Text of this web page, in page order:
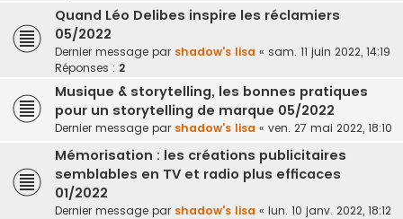
Quand Léo Delibes inspire les réclamiers
05/2022
Dernier message par shadow's lisa « sam. 11 juin 2022, 14:19
Réponses : 2
Musique & storytelling, les bonnes pratiques
pour un storytelling de marque 05/2022
Dernier message par shadow's lisa « ven. 27 mai 2022, 18:10
Mémorisation : les créations publicitaires
semblables en TV et radio plus efficaces
01/2022
Dernier message par shadow's lisa « lun. 10 janv. 2022, 18:12